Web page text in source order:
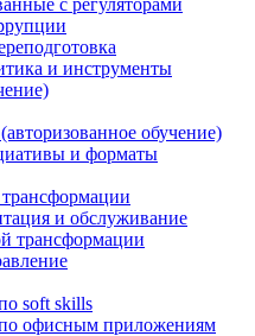
с регуляторами
и инструменты
обучение)
и форматы
и обслуживание
трансформации
soft skills
офисным приложениям